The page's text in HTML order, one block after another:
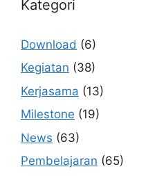
Kategori
Download (6)
Kegiatan (38)
Kerjasama (13)
Milestone (19)
News (63)
Pembelajaran (65)